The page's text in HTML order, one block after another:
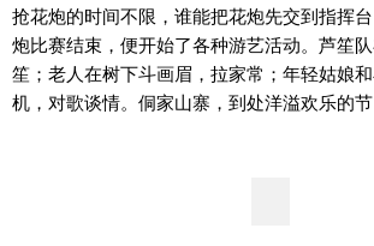
抢花炮的时间不限，谁能把花炮先交到指挥
炮比赛结束，便开始了各种游艺活动。芦笙
笙；老人在树下斗画眉，拉家常；年轻姑娘
机，对歌谈情。侗家山寨，到处洋溢欢乐的节